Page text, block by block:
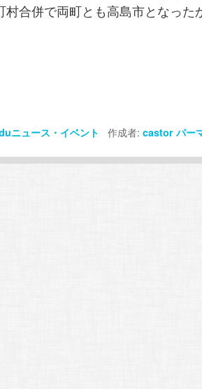
村合併で両町とも高島市となった
ニュース・イベント 作成者:castor パー